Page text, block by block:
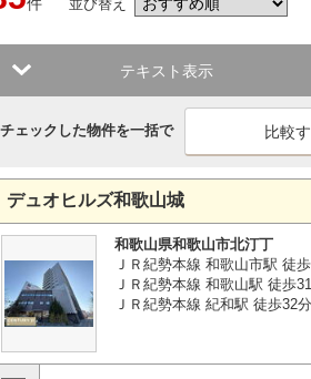
並び替え
テキスト表示
チェックした物件を一括で
デュオヒルズ和歌山城
和歌山県和歌山市北汀丁
ＪＲ紀勢本線 和歌山市駅 徒
ＪＲ紀勢本線 和歌山駅 徒歩
ＪＲ紀勢本線 紀和駅 徒歩32分